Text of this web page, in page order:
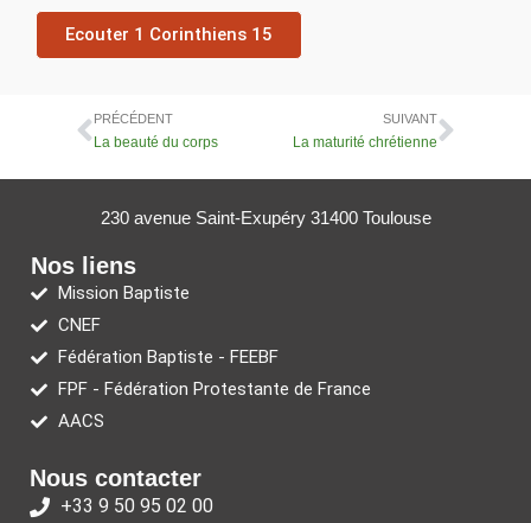
Ecouter 1 Corinthiens 15
PRÉCÉDENT
La beauté du corps
SUIVANT
La maturité chrétienne
230 avenue Saint-Exupéry 31400 Toulouse
Nos liens
Mission Baptiste
CNEF
Fédération Baptiste - FEEBF
FPF - Fédération Protestante de France
AACS
Nous contacter
+33 9 50 95 02 00